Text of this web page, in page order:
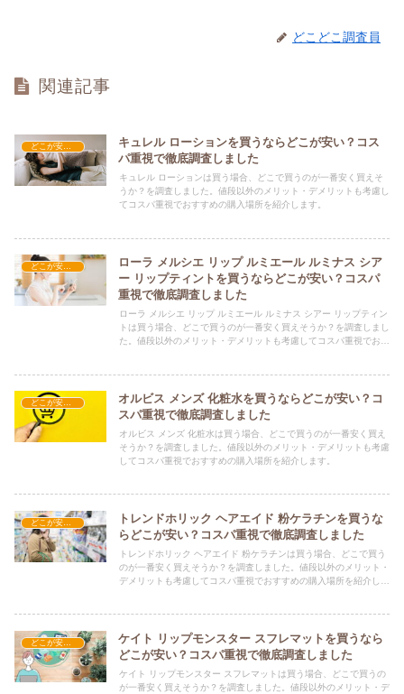
どこどこ調査員
関連記事
どこが安い？-コスメ・美容品
キュレル ローションを買うならどこが安い？コス
パ重視で徹底調査しました
キュレル ローションは買う場合、どこで買うのが一番安く買えそ
うか？を調査しました。値段以外のメリット・デメリットも考慮し
てコスパ重視でおすすめの購入場所を紹介します。
どこが安い？-コスメ・美容品
ローラ メルシエ リップ ルミエール ルミナス シア
ー リップティントを買うならどこが安い？コスパ
重視で徹底調査しました
ローラ メルシエ リップ ルミエール ルミナス シアー リップティン
トは買う場合、どこで買うのが一番安く買えそうか？を調査しまし
た。値段以外のメリット・デメリットも考慮してコスパ重視でおす
どこが安い？-コスメ・美容品
オルビス メンズ 化粧水を買うならどこが安い？コ
スパ重視で徹底調査しました
オルビス メンズ 化粧水は買う場合、どこで買うのが一番安く買え
そうか？を調査しました。値段以外のメリット・デメリットも考慮
してコスパ重視でおすすめの購入場所を紹介します。
どこが安い？-コスメ・美容品
トレンドホリック ヘアエイド 粉ケラチンを買うな
らどこが安い？コスパ重視で徹底調査しました
トレンドホリック ヘアエイド 粉ケラチンは買う場合、どこで買う
のが一番安く買えそうか？を調査しました。値段以外のメリット・
デメリットも考慮してコスパ重視でおすすめの購入場所を紹介しま
どこが安い？-コスメ・美容品
ケイト リップモンスター スフレマットを買うなら
どこが安い？コスパ重視で徹底調査しました
ケイト リップモンスター スフレマットは買う場合、どこで買うの
が一番安く買えそうか？を調査しました。値段以外のメリット・デ